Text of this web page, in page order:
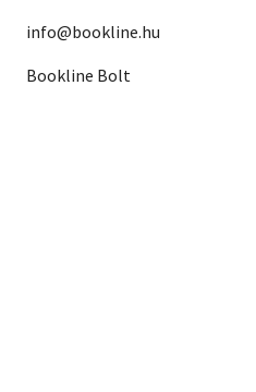
info@bookline.hu
Bookline Bolt